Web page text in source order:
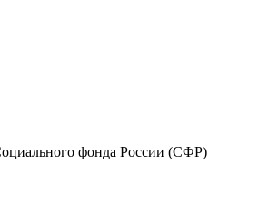
фонда России (СФР)